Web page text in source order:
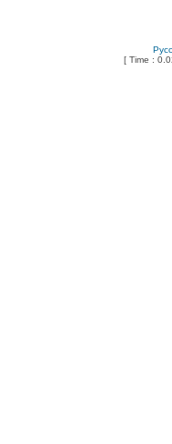
[ Time :